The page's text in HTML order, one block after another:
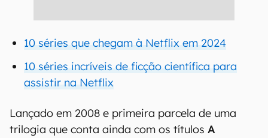
10 séries que chegam à Netflix em 2024
10 séries incríveis de ficção científica para
assistir na Netflix
Lançado em 2008 e primeira parcela de uma
trilogia que conta ainda com os títulos A